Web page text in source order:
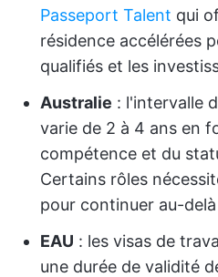
Passeport Talent qui
résidence accélérées
qualifiés et les
Australie : l'intervalle
varie de 2 à 4 ans en
compétence et du
Certains rôles
pour continuer au-
EAU : les visas de
une durée de validité